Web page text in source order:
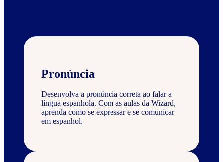
Pronúncia
Desenvolva a pronúncia correta ao falar a
língua espanhola. Com as aulas da Wizard,
aprenda como se expressar e se comunicar
em espanhol.